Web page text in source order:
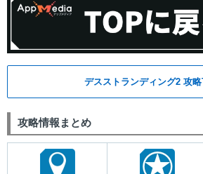
デスストランディング2 攻
攻略情報まとめ